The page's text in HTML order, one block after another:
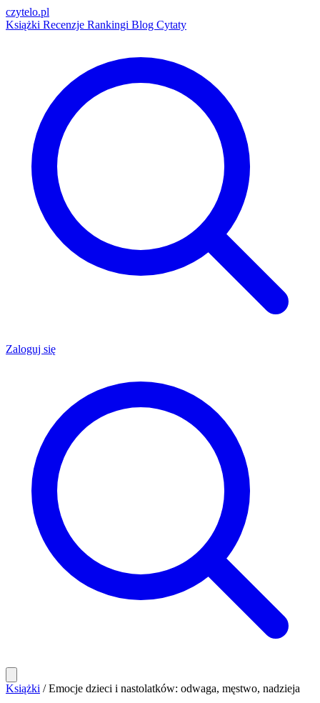
czytelo.pl
Książki Recenzje Rankingi Blog Cytaty
Zaloguj się
Książki / Emocje dzieci i nastolatków: odwaga, męstwo, nadzieja